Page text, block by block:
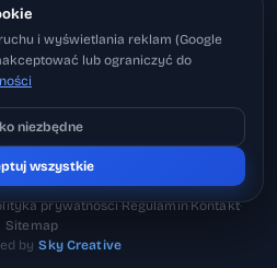
informacyjny Oświęcimia i powiatu
prywatności·Regulamin·Kontakt·
Sitemap
by Sky Creative
i wyświetlania reklam (Google
lub ograniczyć do
niezbędne
wszystkie
na iOS